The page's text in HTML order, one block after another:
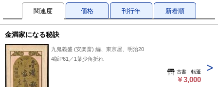
関連度 価格 刊行年 新着順
金満家になる秘訣
九鬼義盛 (安楽斎) 編、東京屋、明治20
4版P61／1葉少角折れ
古書 転蓬
￥3,000